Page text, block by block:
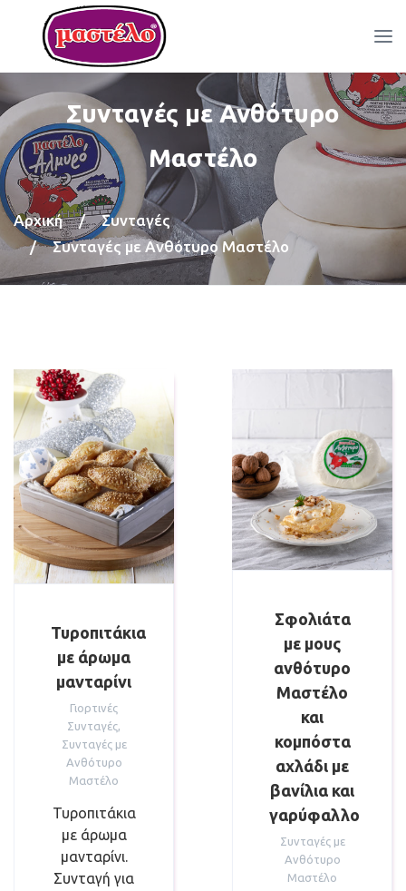
Συνταγές με Ανθότυρο
Μαστέλο
Αρχική /
Συνταγές
/
Συνταγές με Ανθότυρο Μαστέλο
Τυροπιτάκια
με άρωμα
μανταρίνι
Γιορτινές
Συνταγές,
Συνταγές με
Ανθότυρο
Μαστέλο
Τυροπιτάκια
με άρωμα
μανταρίνι.
Συνταγή για
Σφολιάτα
με μους
ανθότυρο
Μαστέλο
και
κομπόστα
αχλάδι με
βανίλια και
γαρύφαλλο
Συνταγές με
Ανθότυρο
Μαστέλο